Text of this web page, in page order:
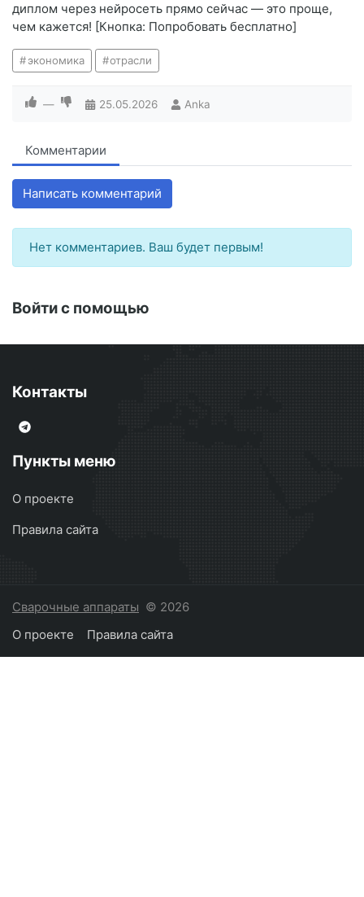
диплом через нейросеть прямо сейчас — это проще,
чем кажется! [Кнопка: Попробовать бесплатно]
экономика отрасли
— 25.05.2026 Anka
Комментарии
Написать комментарий
Нет комментариев. Ваш будет первым!
Войти с помощью
Контакты
Пункты меню
О проекте
Правила сайта
Сварочные аппараты © 2026
О проекте
Правила сайта